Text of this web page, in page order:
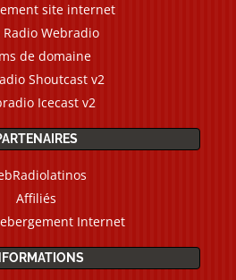
site internet
Radio Webradio
de domaine
Shoutcast v2
Icecast v2
Affiliés
Internet